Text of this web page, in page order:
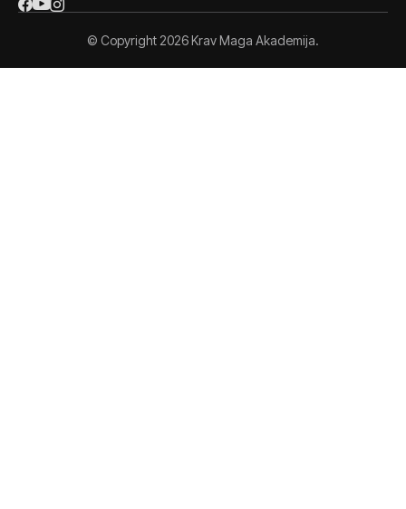
© Copyright 2026 Krav Maga Akademija.